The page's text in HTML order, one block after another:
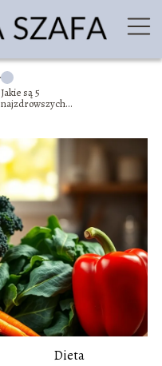
Jakie są 5
najzdrowszych
Dieta